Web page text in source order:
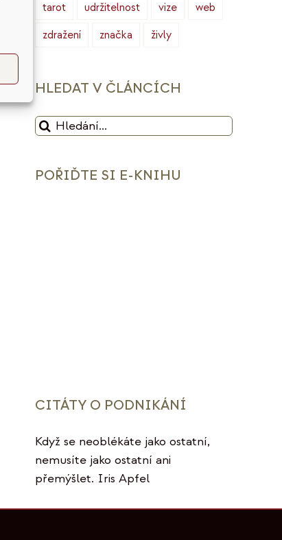
tarot
udržitelnost vize
web
zdražení
značka živly
HLEDAT V ČLÁNCÍCH
Hledat:
POŘIĎTE SI E-KNIHU
CITÁTY O PODNIKÁNÍ
Když se neoblékáte jako ostatní,
nemusíte jako ostatní ani
přemýšlet. Iris Apfel